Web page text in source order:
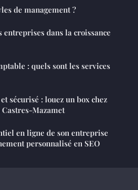
de management ?
entreprises dans la croissance
: quels sont les services
sécurisé : louez un box chez
Mazamet
en ligne de son entreprise
personnalisé en SEO